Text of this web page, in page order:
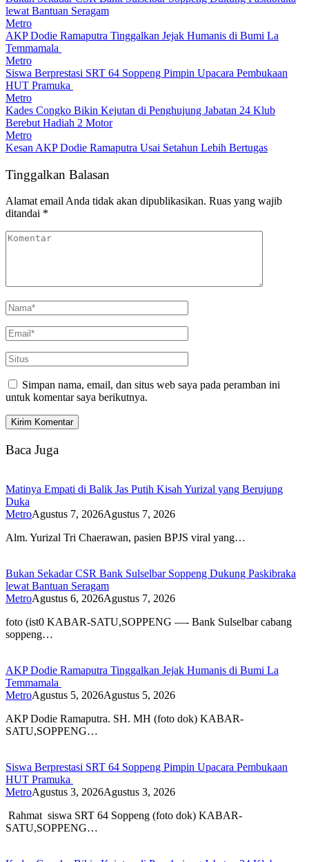
lewat Bantuan Seragam
Metro
AKP Dodie Ramaputra Tinggalkan Jejak Humanis di Bumi La
Temmamala
Metro
Siswa Berprestasi SRT 64 Soppeng Pimpin Upacara Pembukaan
HUT Pramuka
Metro
Kades Congko Bikin Kejutan di Penghujung Jabatan 24 Klub
Berebut Hadiah 2 Motor
Metro
Kesan AKP Dodie Ramaputra Usai Setahun Lebih Bertugas
Tinggalkan Balasan
Alamat email Anda tidak akan dipublikasikan. Ruas yang wajib
ditandai *
Simpan nama, email, dan situs web saya pada peramban ini
untuk komentar saya berikutnya.
Baca Juga
Matinya Empati di Balik Jas Putih Kisah Yurizal yang Berujung
Duka
MetroAgustus 7, 2026Agustus 7, 2026
Alm. Yurizal Tri Chaerawan, pasien BPJS viral yang…
Bukan Sekadar CSR Bank Sulselbar Soppeng Dukung Paskibraka
lewat Bantuan Seragam
MetroAgustus 6, 2026Agustus 7, 2026
foto (ist0 KABAR-SATU,SOPPENG —- Bank Sulselbar cabang
soppeng…
AKP Dodie Ramaputra Tinggalkan Jejak Humanis di Bumi La
Temmamala
MetroAgustus 5, 2026Agustus 5, 2026
AKP Dodie Ramaputra. SH. MH (foto dok) KABAR-
SATU,SOPPENG…
Siswa Berprestasi SRT 64 Soppeng Pimpin Upacara Pembukaan
HUT Pramuka
MetroAgustus 3, 2026Agustus 3, 2026
Rahmat siswa SRT 64 Soppeng (foto dok) KABAR-
SATU,SOPPENG…